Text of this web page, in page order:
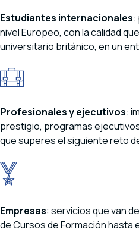
Estudiantes internacionales:
nivel Europeo, con la calidad
universitario británico, en un
Profesionales y ejecutivos:
prestigio, programas
que superes el siguiente reto
Empresas: servicios que van
de Cursos de Formación hasta